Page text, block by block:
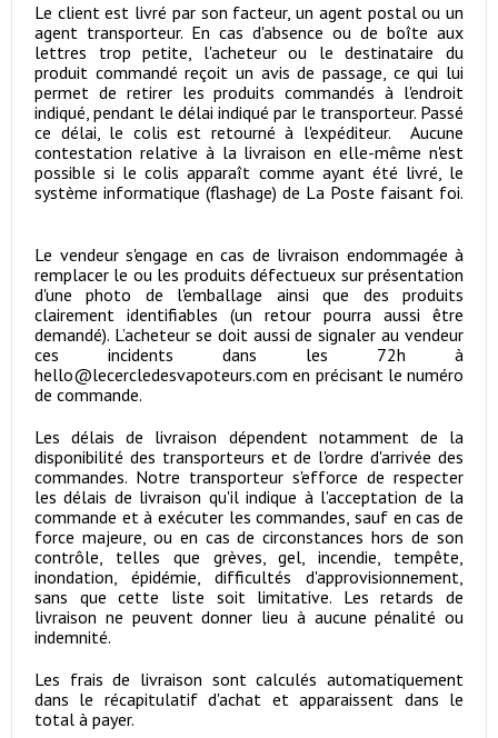
Le client est livré par son facteur, un agent postal ou un
agent transporteur. En cas d'absence ou de boîte aux
lettres trop petite, l'acheteur ou le destinataire du
produit commandé reçoit un avis de passage, ce qui lui
permet de retirer les produits commandés à l'endroit
indiqué, pendant le délai indiqué par le transporteur. Passé
ce délai, le colis est retourné à l'expéditeur. Aucune
contestation relative à la livraison en elle-même n'est
possible si le colis apparaît comme ayant été livré, le
système informatique (flashage) de La Poste faisant foi.
Le vendeur s'engage en cas de livraison endommagée à
remplacer le ou les produits défectueux sur présentation
d'une photo de l'emballage ainsi que des produits
clairement identifiables (un retour pourra aussi être
demandé). L’acheteur se doit aussi de signaler au vendeur
ces incidents dans les 72h à
hello@lecercledesvapoteurs.com en précisant le numéro
de commande.
Les délais de livraison dépendent notamment de la
disponibilité des transporteurs et de l'ordre d'arrivée des
commandes. Notre transporteur s'efforce de respecter
les délais de livraison qu'il indique à l'acceptation de la
commande et à exécuter les commandes, sauf en cas de
force majeure, ou en cas de circonstances hors de son
contrôle, telles que grèves, gel, incendie, tempête,
inondation, épidémie, difficultés d'approvisionnement,
sans que cette liste soit limitative. Les retards de
livraison ne peuvent donner lieu à aucune pénalité ou
indemnité.
Les frais de livraison sont calculés automatiquement
dans le récapitulatif d'achat et apparaissent dans le
total à payer.